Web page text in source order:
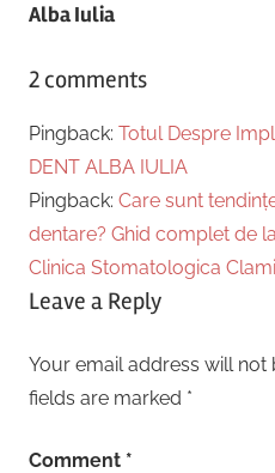
Alba Iulia
2 comments
Pingback: Totul Despre
DENT ALBA IULIA
Pingback: Care sunt
dentare? Ghid complet de
Clinica Stomatologica
Leave a Reply
Your email address will not
fields are marked *
Comment *